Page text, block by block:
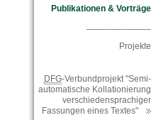
Publikationen & Vorträge
Projekte
DFG-Verbundprojekt "Semi-
automatische Kollationierung
verschiedensprachiger
Fassungen eines Textes"